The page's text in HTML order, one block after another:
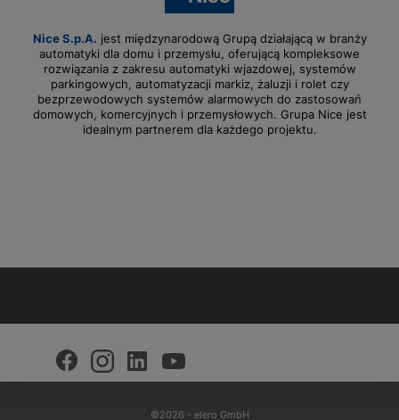
Nice S.p.A. jest międzynarodową Grupą działającą w branży
automatyki dla domu i przemysłu, oferującą kompleksowe
rozwiązania z zakresu automatyki wjazdowej, systemów
parkingowych, automatyzacji markiz, żaluzji i rolet czy
bezprzewodowych systemów alarmowych do zastosowań
domowych, komercyjnych i przemysłowych. Grupa Nice jest
idealnym partnerem dla każdego projektu.
©2026 - elero GmbH